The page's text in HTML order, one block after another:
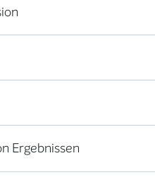
Ergebnissen